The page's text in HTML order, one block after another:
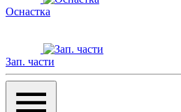
Оснастка
Зап. части